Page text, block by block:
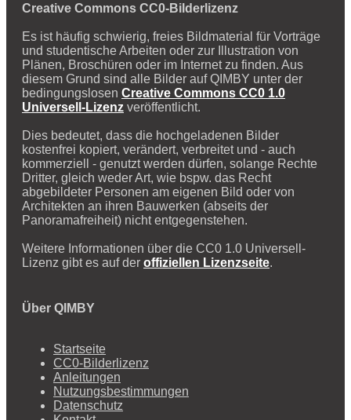
Creative Commons CC0-Bilderlizenz
Es ist häufig schwierig, freies Bildmaterial für Vorträge
und studentische Arbeiten oder zur Illustration von
Plänen, Broschüren oder im Internet zu finden. Aus
diesem Grund sind alle Bilder auf QIMBY unter der
bedingungslosen Creative Commons CC0 1.0
Universell-Lizenz veröffentlicht.
Dies bedeutet, dass die hochgeladenen Bilder
kostenfrei kopiert, verändert, verbreitet und - auch
kommerziell - genutzt werden dürfen, solange Rechte
Dritter, gleich weder Art, wie bspw. das Recht
abgebildeter Personen am eigenen Bild oder von
Architekten an ihren Bauwerken (abseits der
Panoramafreiheit) nicht entgegenstehen.
Weitere Informationen über die CC0 1.0 Universell-
Lizenz gibt es auf der offiziellen Lizenzseite.
Über QIMBY
Startseite
CC0-Bilderlizenz
Anleitungen
Nutzungsbestimmungen
Datenschutz